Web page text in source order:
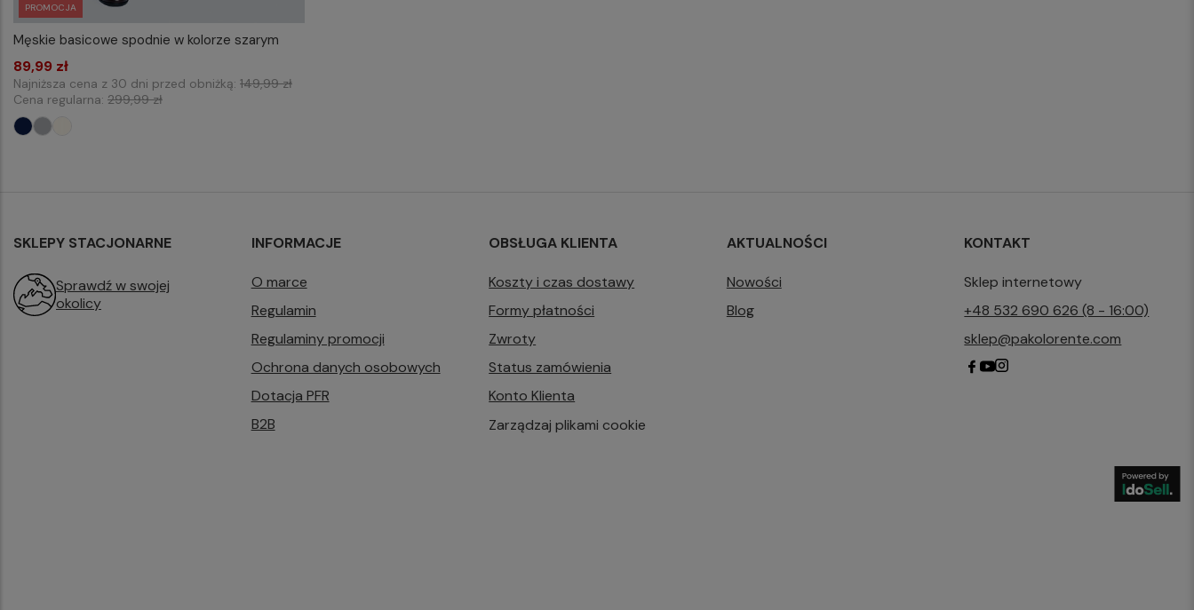
PROMOCJA
WYBIERZ ROZMIAR DO KOSZYKA
L32 W40
Męskie basicowe spodnie w kolorze szarym
89,99 zł
Najniższa cena z 30 dni przed obniżką: 149,99 zł
Cena regularna: 299,99 zł
SKLEPY STACJONARNE
Sprawdź w swojej
okolicy
INFORMACJE
O marce
Regulamin
Regulaminy promocji
Ochrona danych osobowych
Dotacja PFR
B2B
OBSŁUGA KLIENTA
Koszty i czas dostawy
Formy płatności
Zwroty
Status zamówienia
Konto Klienta
Zarządzaj plikami cookie
AKTUALNOŚCI
Nowości
Blog
KONTAKT
Sklep internetowy
+48 532 690 626 (8 - 16:00)
sklep@pakolorente.com